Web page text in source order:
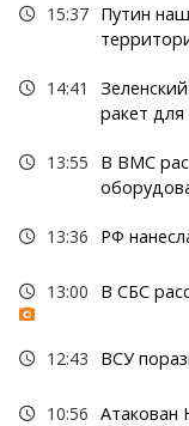
15:37 Путин
14:41
ракет
13:55
В ВМС
13:36 РФ
13:00 В СБС
12:43 ВСУ
10:56 Атакован